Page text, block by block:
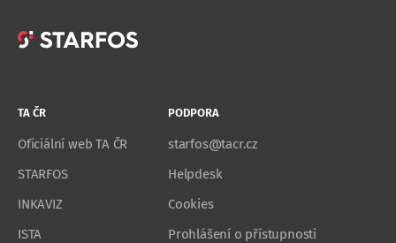
TA ČR
Oficiální web TA ČR
STARFOS
INKAVIZ
ISTA
PODPORA
starfos@tacr.cz
Helpdesk
Cookies
Prohlášení o přístupnosti